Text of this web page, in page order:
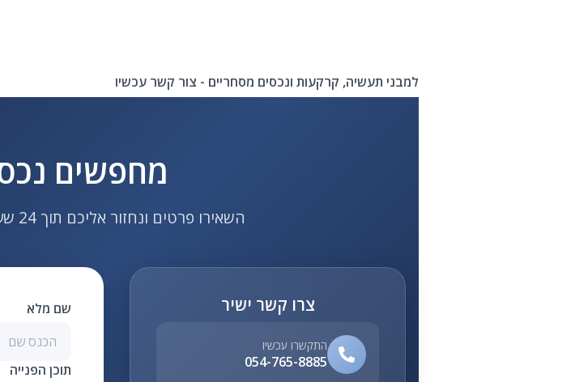
למבני תעשיה, קרקעות ונכסים מסחריים - צור קשר עכשיו
מחפשים
השאירו פרטים ונחזור אליכם תוך 24 שעות עם הצעות מותאמות אישית
צרו קשר ישיר
התקשרו עכשיו
054-765-8885
שם מלא
תוכן הפנייה